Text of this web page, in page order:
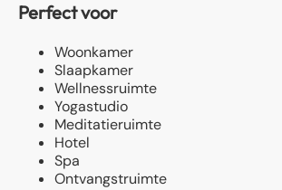
Perfect voor
Woonkamer
Slaapkamer
Wellnessruimte
Yogastudio
Meditatieruimte
Hotel
Spa
Ontvangstruimte